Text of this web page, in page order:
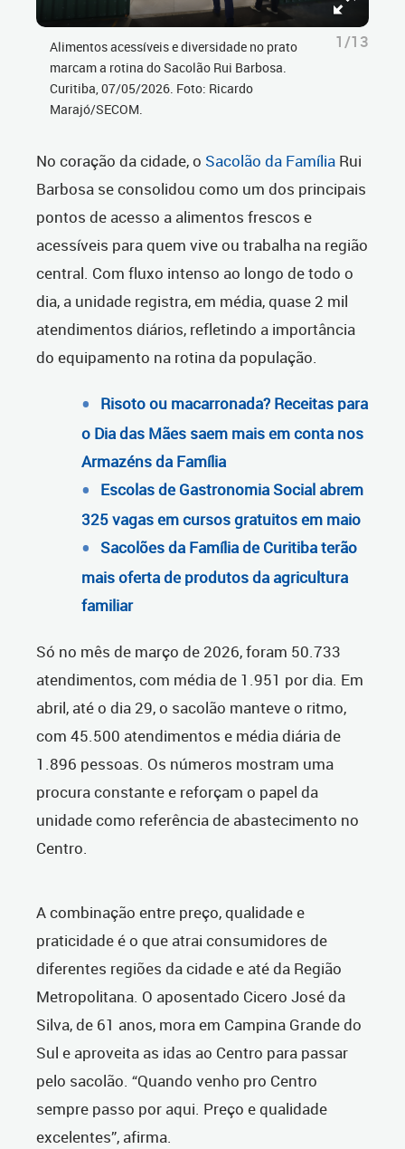
Alimentos acessíveis e diversidade no prato
marcam a rotina do Sacolão Rui Barbosa.
Curitiba, 07/05/2026. Foto: Ricardo
Marajó/SECOM.
1/13
No coração da cidade, o Sacolão da Família Rui
Barbosa se consolidou como um dos principais
pontos de acesso a alimentos frescos e
acessíveis para quem vive ou trabalha na região
central. Com fluxo intenso ao longo de todo o
dia, a unidade registra, em média, quase 2 mil
atendimentos diários, refletindo a importância
do equipamento na rotina da população.
Risoto ou macarronada? Receitas para
o Dia das Mães saem mais em conta nos
Armazéns da Família
Escolas de Gastronomia Social abrem
325 vagas em cursos gratuitos em maio
Sacolões da Família de Curitiba terão
mais oferta de produtos da agricultura
familiar
Só no mês de março de 2026, foram 50.733
atendimentos, com média de 1.951 por dia. Em
abril, até o dia 29, o sacolão manteve o ritmo,
com 45.500 atendimentos e média diária de
1.896 pessoas. Os números mostram uma
procura constante e reforçam o papel da
unidade como referência de abastecimento no
Centro.
A combinação entre preço, qualidade e
praticidade é o que atrai consumidores de
diferentes regiões da cidade e até da Região
Metropolitana. O aposentado Cicero José da
Silva, de 61 anos, mora em Campina Grande do
Sul e aproveita as idas ao Centro para passar
pelo sacolão. “Quando venho pro Centro
sempre passo por aqui. Preço e qualidade
excelentes”, afirma.